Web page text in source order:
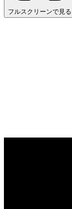
フルスクリーンで見る